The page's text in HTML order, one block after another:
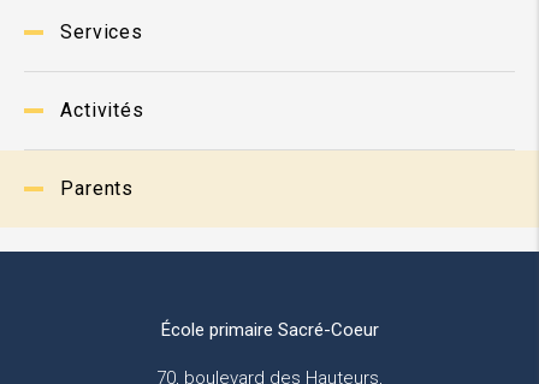
Services
Activités
Parents
École primaire Sacré-Coeur
70, boulevard des Hauteurs,